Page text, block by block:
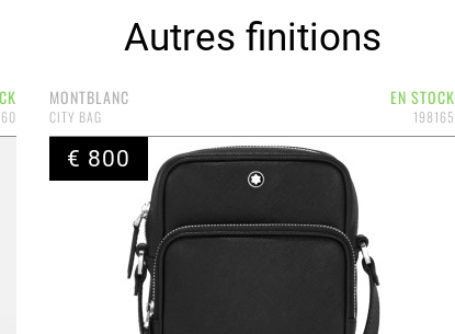
Autres finitions
EN STOCK
MONTBLANC
198165
CITY BAG
€ 800